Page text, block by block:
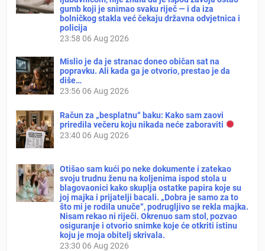
gumb koji je snimao svaku riječ — i da iza
bolničkog stakla već čekaju državna odvjetnica i
policija
23:58 06 Aug 2026
Mislio je da je stranac doneo običan sat na
popravku. Ali kada ga je otvorio, prestao je da
diše…
23:56 06 Aug 2026
Račun za „besplatnu“ baku: Kako sam zaovi
priredila večeru koju nikada neće zaboraviti
23:40 06 Aug 2026
Otišao sam kući po neke dokumente i zatekao
svoju trudnu ženu na koljenima ispod stola u
blagovaonici kako skuplja ostatke papira koje su
joj majka i prijatelji bacali. „Dobra je samo za to
što mi je rodila unuče“, podrugljivo se rekla majka.
Nisam rekao ni riječi. Okrenuo sam stol, pozvao
osiguranje i otvorio snimke koje će otkriti istinu
koju je moja obitelj skrivala.
23:30 06 Aug 2026